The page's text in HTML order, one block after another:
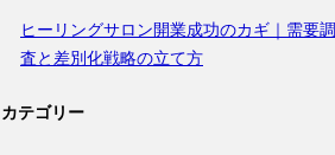
ヒーリングサロン開業成功のカギ｜需要調
査と差別化戦略の立て方
カテゴリー